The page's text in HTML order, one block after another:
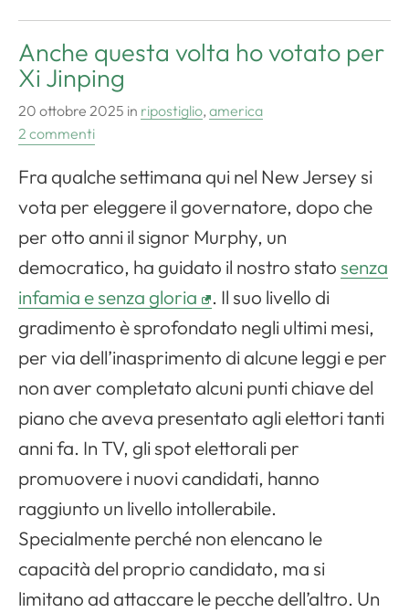
Anche questa volta ho votato per
Xi Jinping
20 ottobre 2025 in ripostiglio, america
2 commenti
Fra qualche settimana qui nel New Jersey si
vota per eleggere il governatore, dopo che
per otto anni il signor Murphy, un
democratico, ha guidato il nostro statosenza
infamia e senza gloria
. Il suo livello di
gradimento è sprofondato negli ultimi mesi,
per via dell’inasprimento di alcune leggi e per
non aver completato alcuni punti chiave del
piano che aveva presentato agli elettori tanti
anni fa. In TV, gli spot elettorali per
promuovere i nuovi candidati, hanno
raggiunto un livello intollerabile.
Specialmente perché non elencano le
capacità del proprio candidato, ma si
limitano ad attaccare le pecche dell’altro. Un